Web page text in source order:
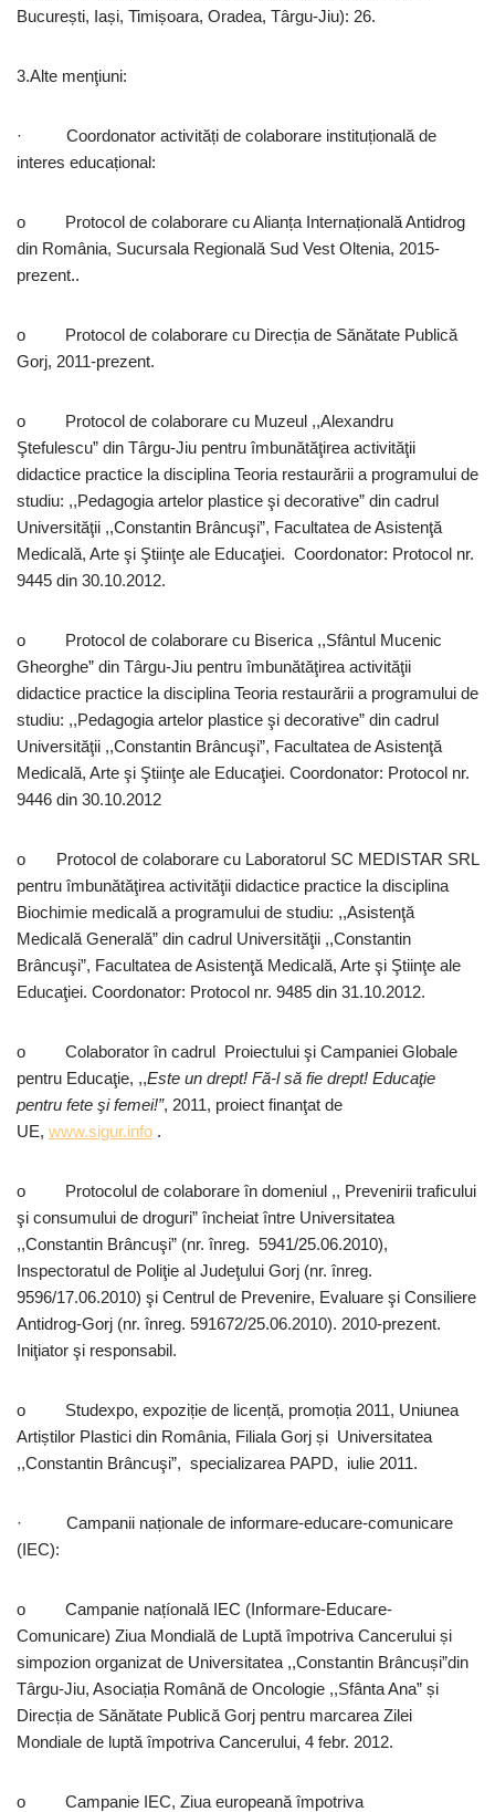
București, Iași, Timișoara, Oradea, Târgu-Jiu): 26.
3.Alte menţiuni:
· Coordonator activități de colaborare instituțională de
interes educațional:
o Protocol de colaborare cu Alianța Internațională Antidrog
din România, Sucursala Regională Sud Vest Oltenia, 2015-
prezent..
o Protocol de colaborare cu Direcția de Sănătate Publică
Gorj, 2011-prezent.
o Protocol de colaborare cu Muzeul ,,Alexandru
Ştefulescu” din Târgu-Jiu pentru îmbunătăţirea activităţii
didactice practice la disciplina Teoria restaurării a programului de
studiu: ,,Pedagogia artelor plastice şi decorative” din cadrul
Universităţii ,,Constantin Brâncuşi”, Facultatea de Asistenţă
Medicală, Arte şi Ştiinţe ale Educaţiei. Coordonator: Protocol nr.
9445 din 30.10.2012.
o Protocol de colaborare cu Biserica ,,Sfântul Mucenic
Gheorghe” din Târgu-Jiu pentru îmbunătăţirea activităţii
didactice practice la disciplina Teoria restaurării a programului de
studiu: ,,Pedagogia artelor plastice şi decorative” din cadrul
Universităţii ,,Constantin Brâncuşi”, Facultatea de Asistenţă
Medicală, Arte şi Ştiinţe ale Educaţiei. Coordonator: Protocol nr.
9446 din 30.10.2012
o Protocol de colaborare cu Laboratorul SC MEDISTAR SRL
pentru îmbunătăţirea activităţii didactice practice la disciplina
Biochimie medicală a programului de studiu: ,,Asistenţă
Medicală Generală” din cadrul Universităţii ,,Constantin
Brâncuşi”, Facultatea de Asistenţă Medicală, Arte şi Ştiinţe ale
Educaţiei. Coordonator: Protocol nr. 9485 din 31.10.2012.
o Colaborator în cadrul Proiectului şi Campaniei Globale
pentru Educaţie, ,,Este un drept! Fă-l să fie drept! Educaţie
pentru fete şi femei!”, 2011, proiect finanţat de
UE, www.sigur.info .
o Protocolul de colaborare în domeniul ,, Prevenirii traficului
şi consumului de droguri” încheiat între Universitatea
,,Constantin Brâncuşi” (nr. înreg. 5941/25.06.2010),
Inspectoratul de Poliţie al Judeţului Gorj (nr. înreg.
9596/17.06.2010) şi Centrul de Prevenire, Evaluare şi Consiliere
Antidrog-Gorj (nr. înreg. 591672/25.06.2010). 2010-prezent.
Iniţiator şi responsabil.
o Studexpo, expoziție de licență, promoția 2011, Uniunea
Artiștilor Plastici din România, Filiala Gorj și Universitatea
,,Constantin Brâncuşi”, specializarea PAPD, iulie 2011.
· Campanii naționale de informare-educare-comunicare
(IEC):
o Campanie națíonală IEC (Informare-Educare-
Comunicare) Ziua Mondială de Luptă împotriva Cancerului și
simpozion organizat de Universitatea ,,Constantin Brâncuși”din
Târgu-Jiu, Asociația Română de Oncologie ,,Sfânta Ana” și
Direcția de Sănătate Publică Gorj pentru marcarea Zilei
Mondiale de luptă împotriva Cancerului, 4 febr. 2012.
o Campanie IEC, Ziua europeană împotriva